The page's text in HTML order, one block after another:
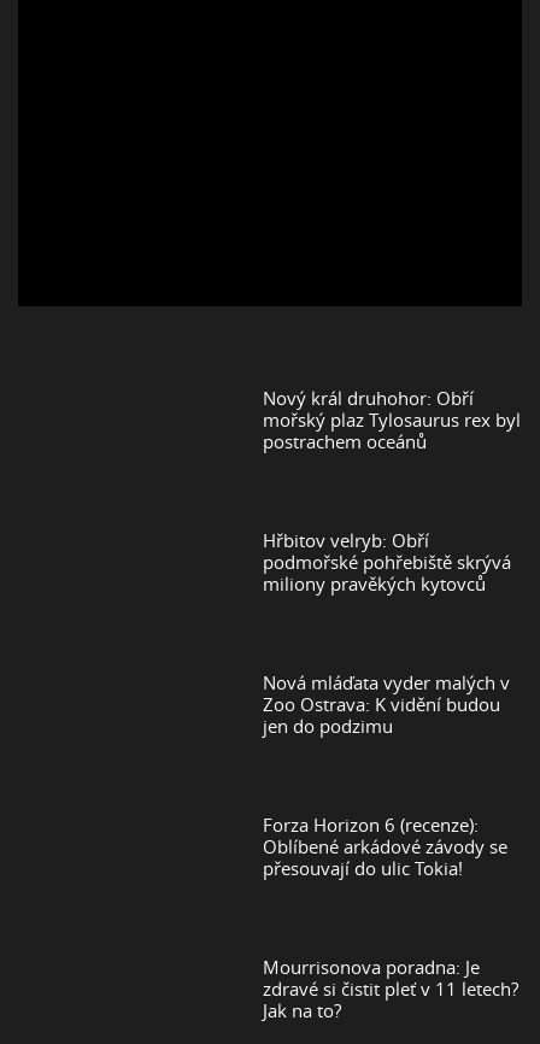
Nový král druhohor: Obří
mořský plaz Tylosaurus rex byl
postrachem oceánů
Hřbitov velryb: Obří
podmořské pohřebiště skrývá
miliony pravěkých kytovců
Nová mláďata vyder malých v
Zoo Ostrava: K vidění budou
jen do podzimu
Forza Horizon 6 (recenze):
Oblíbené arkádové závody se
přesouvají do ulic Tokia!
Mourrisonova poradna: Je
zdravé si čistit pleť v 11 letech?
Jak na to?